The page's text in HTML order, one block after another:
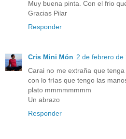
Muy buena pinta. Con el frio
Gracias Pilar
Responder
Cris Mini Món 2 de febrero de
Carai no me extraña que
con lo frías que tengo las
plato mmmmmmmm
Un abrazo
Responder